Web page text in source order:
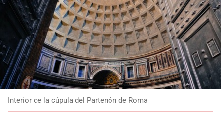
Interior de la cúpula del Partenón de Roma